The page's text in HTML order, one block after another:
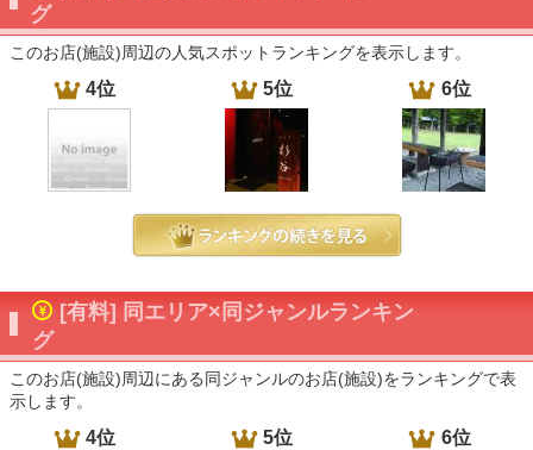
グ
このお店(施設)周辺の人気スポットランキングを表示します。
4位 5位 6位
[有料] 同エリア×同ジャンルランキン
グ
このお店(施設)周辺にある同ジャンルのお店(施設)をランキングで表
示します。
4位 5位 6位